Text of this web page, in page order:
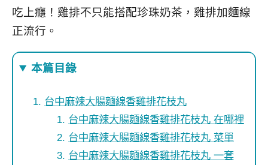
吃上癮！雞排不只能搭配珍珠奶茶，雞排加麵線
正流行。
本篇目錄
台中麻辣大腸麵線香雞排花枝丸
台中麻辣大腸麵線香雞排花枝丸 在哪裡
台中麻辣大腸麵線香雞排花枝丸 菜單
台中麻辣大腸麵線香雞排花枝丸 一套